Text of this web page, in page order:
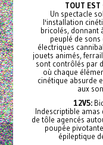
TOUT EST
Un spectacle
l'installation
bricolés, donnant
peuplé de
électriques
jouets animés,
sont contrôlés par
où chaque
cinétique absurde
aux
12V5:
Indescriptible
de tôle agencés
poupée
épileptique